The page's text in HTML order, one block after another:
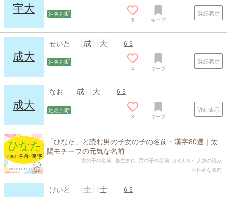
宇大 姓名判断
5 キープ
詳細表示
成大
せいた 成 大 6-3
姓名判断
4 キープ
詳細表示
成大
なお 成 大 6-3
姓名判断
3 キープ
詳細表示
「ひなた」と読む男の子女の子の名前・漢字80選｜太
陽モチーフの元気な名前
女の子の名前 春生まれ 男の子の名前 かわいい
人気の読み
中性的な名前
けいと 圭 士 6-3